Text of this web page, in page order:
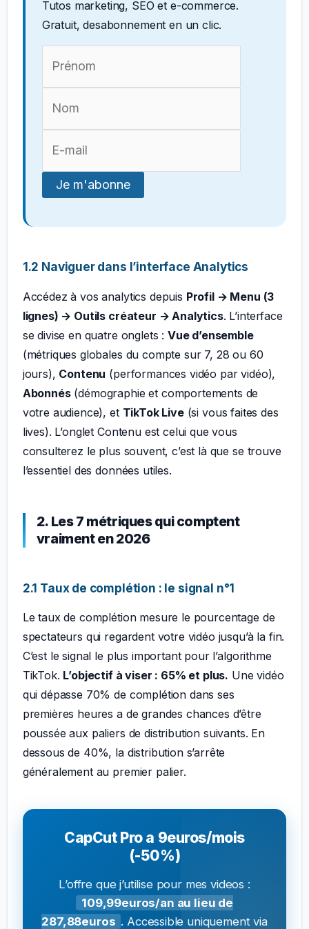
Tutos marketing, SEO et e-commerce.
Gratuit, desabonnement en un clic.
1.2 Naviguer dans l’interface Analytics
Accédez à vos analytics depuis Profil → Menu (3
lignes) → Outils créateur → Analytics. L’interface
se divise en quatre onglets : Vue d’ensemble
(métriques globales du compte sur 7, 28 ou 60
jours), Contenu (performances vidéo par vidéo),
Abonnés(démographie et comportements de
votre audience), et TikTok Live(si vous faites des
lives). L’onglet Contenu est celui que vous
consulterez le plus souvent, c’est là que se trouve
l’essentiel des données utiles.
2. Les 7 métriques qui comptent
vraiment en 2026
2.1 Taux de complétion : le signal n°1
Le taux de complétion mesure le pourcentage de
spectateurs qui regardent votre vidéo jusqu’à la fin.
C’est le signal le plus important pour l’algorithme
TikTok. L’objectif à viser : 65% et plus. Une vidéo
qui dépasse 70% de complétion dans ses
premières heures a de grandes chances d’être
poussée aux paliers de distribution suivants. En
dessous de 40%, la distribution s’arrête
généralement au premier palier.
CapCut Pro a 9euros/mois
(-50%)
L’offre que j’utilise pour mes videos :
109,99euros/an au lieu de
287,88euros . Accessible uniquement via